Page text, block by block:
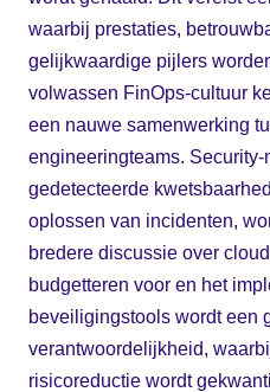
waarbij prestaties,
gelijkwaardige pijlers
volwassen FinOps-cultuur
een nauwe samenwerking
engineeringteams. Security-
gedetecteerde
oplossen van incidenten,
bredere discussie over
budgetteren voor en het
beveiligingstools wordt een
verantwoordelijkheid,
risicoreductie wordt